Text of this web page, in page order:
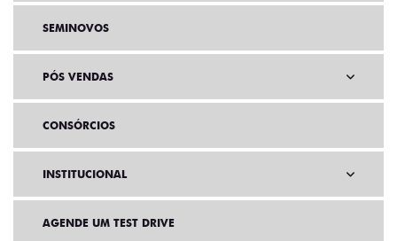
SEMINOVOS
PÓS VENDAS
CONSÓRCIOS
INSTITUCIONAL
AGENDE UM TEST DRIVE